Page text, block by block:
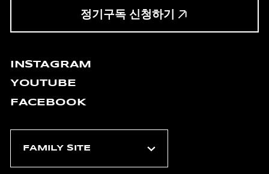
정기구독 신청하기
INSTAGRAM
YOUTUBE
FACEBOOK